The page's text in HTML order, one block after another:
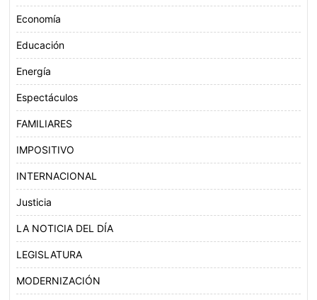
Economía
Educación
Energía
Espectáculos
FAMILIARES
IMPOSITIVO
INTERNACIONAL
Justicia
LA NOTICIA DEL DÍA
LEGISLATURA
MODERNIZACIÓN